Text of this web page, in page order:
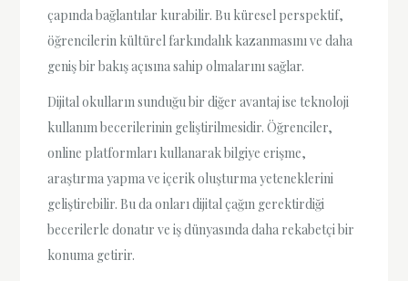
çapında bağlantılar kurabilir. Bu küresel perspektif,
öğrencilerin kültürel farkındalık kazanmasını ve daha
geniş bir bakış açısına sahip olmalarını sağlar.
Dijital okulların sunduğu bir diğer avantaj ise teknoloji
kullanım becerilerinin geliştirilmesidir. Öğrenciler,
online platformları kullanarak bilgiye erişme,
araştırma yapma ve içerik oluşturma yeteneklerini
geliştirebilir. Bu da onları dijital çağın gerektirdiği
becerilerle donatır ve iş dünyasında daha rekabetçi bir
konuma getirir.